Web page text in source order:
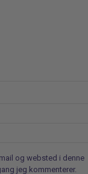
og websted i denne
jeg kommenterer.